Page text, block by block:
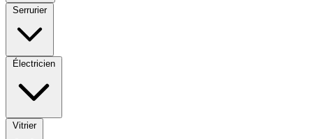
Serrurier
Électricien
Vitrier